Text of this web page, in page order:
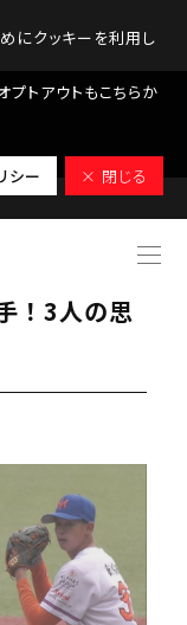
にクッキーを利用し
プトアウトもこちらか
シー × 閉じる
議②】オイ
！3人の思